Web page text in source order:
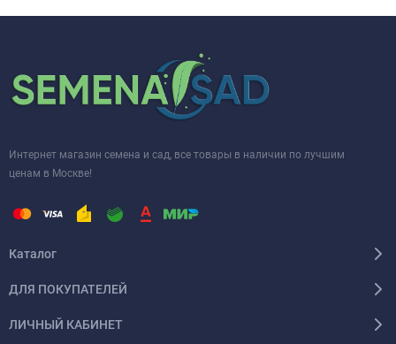
Интернет магазин семена и сад, все товары в наличии по лучшим
ценам в Москве!
Каталог
ДЛЯ ПОКУПАТЕЛЕЙ
ЛИЧНЫЙ КАБИНЕТ